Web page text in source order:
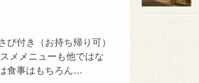
付き（お持ち帰り可）
メメニューも他ではな
食事はもちろん…